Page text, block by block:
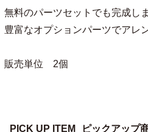
無料のパーツセットでも完成し
豊富なオプションパーツでアレ
販売単位 2個
PICK UP ITEM ピックアップ